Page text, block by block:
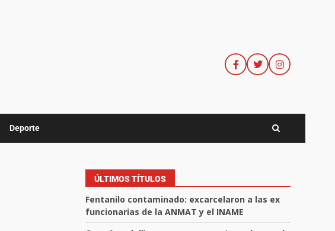
Deporte
ÚLTIMOS TÍTULOS
Fentanilo contaminado: excarcelaron a las ex
funcionarias de la ANMAT y el INAME